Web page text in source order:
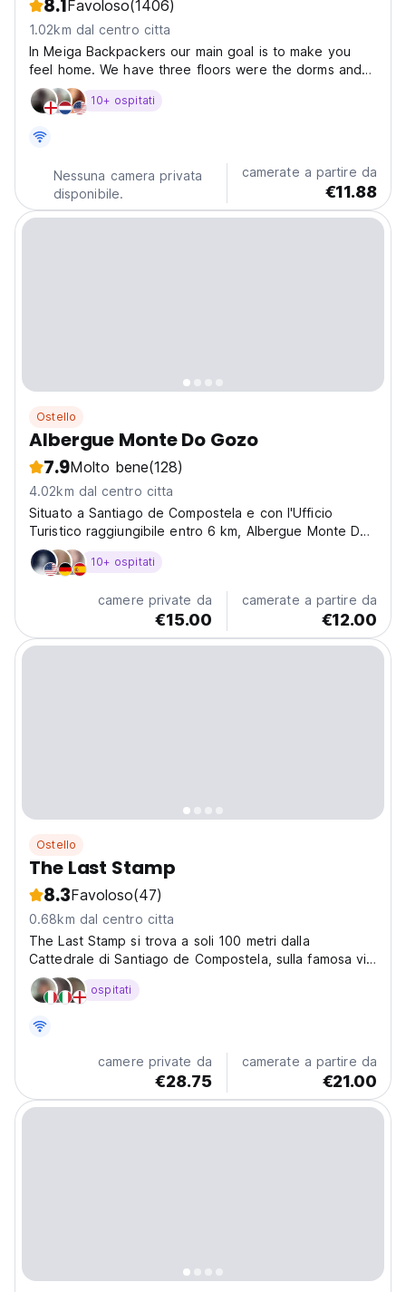
8.1 Favoloso(1406)
1.02km dal centro citta
In Meiga Backpackers our main goal is to make you
feel home. We have three floors were the dorms and
bathrooms are distributed and a ground floor were you
will find the common areas and a garden.
10+ ospitati
Nessuna camera privata
disponibile.
camerate a partire da
€11.88
Ostello
Albergue Monte Do Gozo
7.9Molto bene(128)
4.02km dal centro citta
Situato a Santiago de Compostela e con l'Ufficio
Turistico raggiungibile entro 6 km, Albergue Monte Do
Gozo offre una reception turistica, camere, un bar, WiFi
gratuito e un giardino.
10+ ospitati
camere private da
€15.00
camerate a partire da
€12.00
Ostello
The Last Stamp
8.3Favoloso(47)
0.68km dal centro citta
The Last Stamp si trova a soli 100 metri dalla
Cattedrale di Santiago de Compostela, sulla famosa via
di pellegrinaggio della città.
ospitati
camere private da
€28.75
camerate a partire da
€21.00